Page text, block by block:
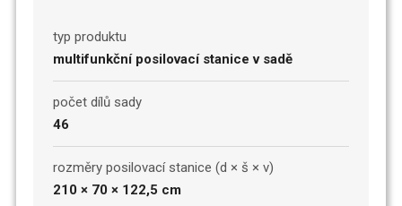
typ produktu
multifunkční posilovací stanice v sadě
počet dílů sady
46
rozměry posilovací stanice (d × š × v)
210 × 70 × 122,5 cm